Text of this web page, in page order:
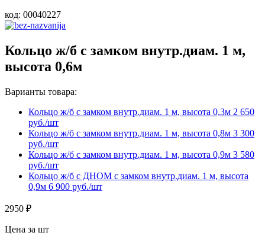
код: 00040227
Кольцо ж/б с замком внутр.диам. 1 м,
высота 0,6м
Варианты товара:
Кольцо ж/б с замком внутр.диам. 1 м, высота 0,3м 2 650
руб./шт
Кольцо ж/б с замком внутр.диам. 1 м, высота 0,8м 3 300
руб./шт
Кольцо ж/б с замком внутр.диам. 1 м, высота 0,9м 3 580
руб./шт
Кольцо ж/б с ДНОМ с замком внутр.диам. 1 м, высота
0,9м 6 900 руб./шт
2950 ₽
Цена за шт